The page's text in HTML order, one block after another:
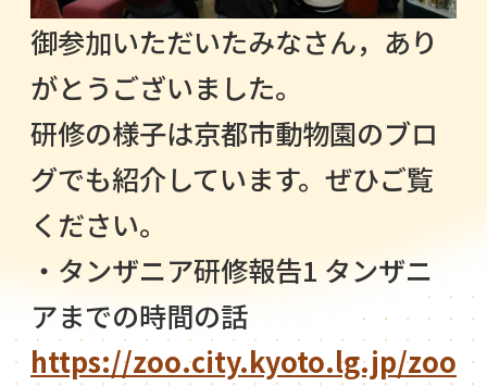
御参加いただいたみなさん，あり
がとうございました。
研修の様子は京都市動物園のブロ
グでも紹介しています。ぜひご覧
ください。
・タンザニア研修報告1 タンザニ
アまでの時間の話
https://zoo.city.kyoto.lg.jp/zoo